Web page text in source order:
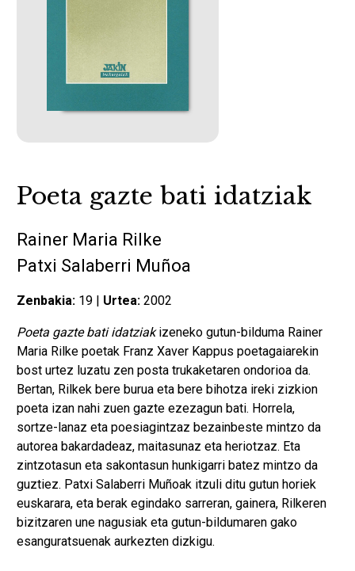
Poeta gazte bati idatziak
Rainer Maria Rilke
Patxi Salaberri Muñoa
Zenbakia:19 | Urtea:2002
Poeta gazte bati idatziakizeneko gutun-bilduma Rainer
Maria Rilke poetak Franz Xaver Kappus poetagaiarekin
bost urtez luzatu zen posta trukaketaren ondorioa da.
Bertan, Rilkek bere burua eta bere bihotza ireki zizkion
poeta izan nahi zuen gazte ezezagun bati. Horrela,
sortze-lanaz eta poesiagintzaz bezainbeste mintzo da
autorea bakardadeaz, maitasunaz eta heriotzaz. Eta
zintzotasun eta sakontasun hunkigarri batez mintzo da
guztiez. Patxi Salaberri Muñoak itzuli ditu gutun horiek
euskarara, eta berak egindako sarreran, gainera, Rilkeren
bizitzaren une nagusiak eta gutun-bildumaren gako
esanguratsuenak aurkezten dizkigu.